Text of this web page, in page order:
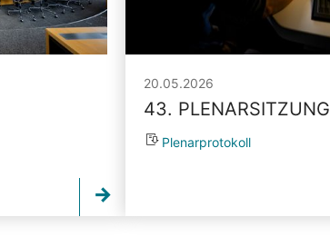
20.05.2026
43. PLENARSITZUNG
Plenarprotokoll